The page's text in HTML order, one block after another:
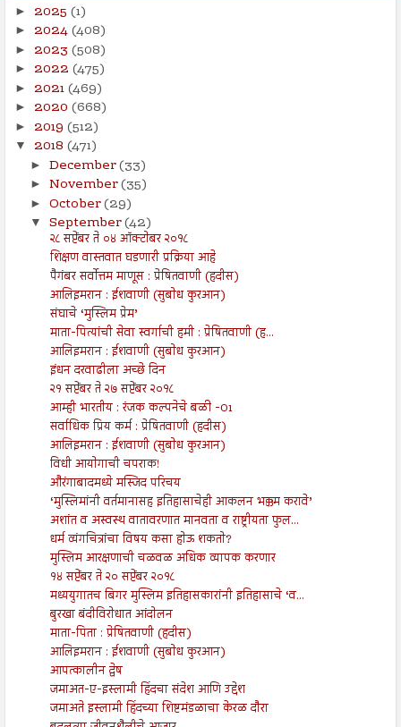
► 2025 (1)
► 2024(408)
► 2023 (508)
► 2022 (475)
► 2021(469)
► 2020 (668)
► 2019 (512)
▼ 2018 (471)
► December(33)
► November(35)
► October(29)
▼ September(42)
२८ सप्टेंबर ते ०४ ऑक्टोबर २०१८
शिक्षण वास्तवात घडणारी प्रक्रिया आहे
पैगंबर सर्वोत्तम माणूस : प्रेषितवाणी (हदीस)
आलिइमरान : ईशवाणी (सुबोध कुरआन)
संघाचे ‘मुस्लिम प्रेम’
माता-पित्यांची सेवा स्वर्गाची हमी : प्रेषितवाणी (ह...
आलिइमरान : ईशवाणी (सुबोध कुरआन)
इंधन दरवाढीला अच्छे दिन
२१ सप्टेंबर ते २७ सप्टेंबर २०१८
आम्ही भारतीय : रंजक कल्पनेचे बळी -01
सर्वाधिक प्रिय कर्म : प्रेषितवाणी (हदीस)
आलिइमरान : ईशवाणी (सुबोध कुरआन)
विधी आयोगाची चपराक!
औरंगाबादमध्ये मस्जिद परिचय
‘मुस्लिमांनी वर्तमानासह इतिहासाचेही आकलन भक्कम करावे’
अशांत व अस्वस्थ वातावरणात मानवता व राष्ट्रीयता फुल...
धर्म व्यंगचित्रांचा विषय कसा होऊ शकतो?
मुस्लिम आरक्षणाची चळवळ अधिक व्यापक करणार
१४ सप्टेंबर ते २० सप्टेंबर २०१८
मध्ययुगातच बिगर मुस्लिम इतिहासकारांनी इतिहासाचे ‘व...
बुरखा बंदीविरोधात आंदोलन
माता-पिता : प्रेषितवाणी (हदीस)
आलिइमरान : ईशवाणी (सुबोध कुरआन)
आपत्कालीन द्वेष
जमाअत-ए-इस्लामी हिंदचा संदेश आणि उद्देश
जमाअते इस्लामी हिंदच्या शिष्टमंडळाचा केरळ दौरा